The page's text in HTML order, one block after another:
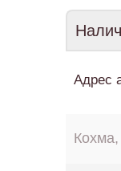
Адрес